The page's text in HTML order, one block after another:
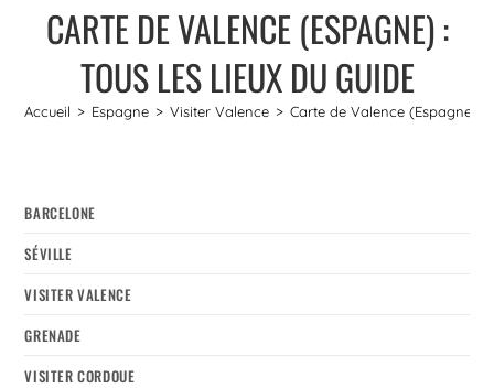
CARTE DE VALENCE (ESPAGNE) :
TOUS LES LIEUX DU GUIDE
Accueil > Espagne > Visiter Valence > Carte de Valence (Espagne) :
BARCELONE
SÉVILLE
VISITER VALENCE
GRENADE
VISITER CORDOUE